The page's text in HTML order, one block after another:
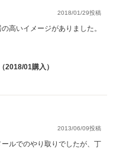
2018/01/29投稿
高いイメージがありました。
01購入）
2013/06/09投稿
ルでのやり取りでしたが、丁